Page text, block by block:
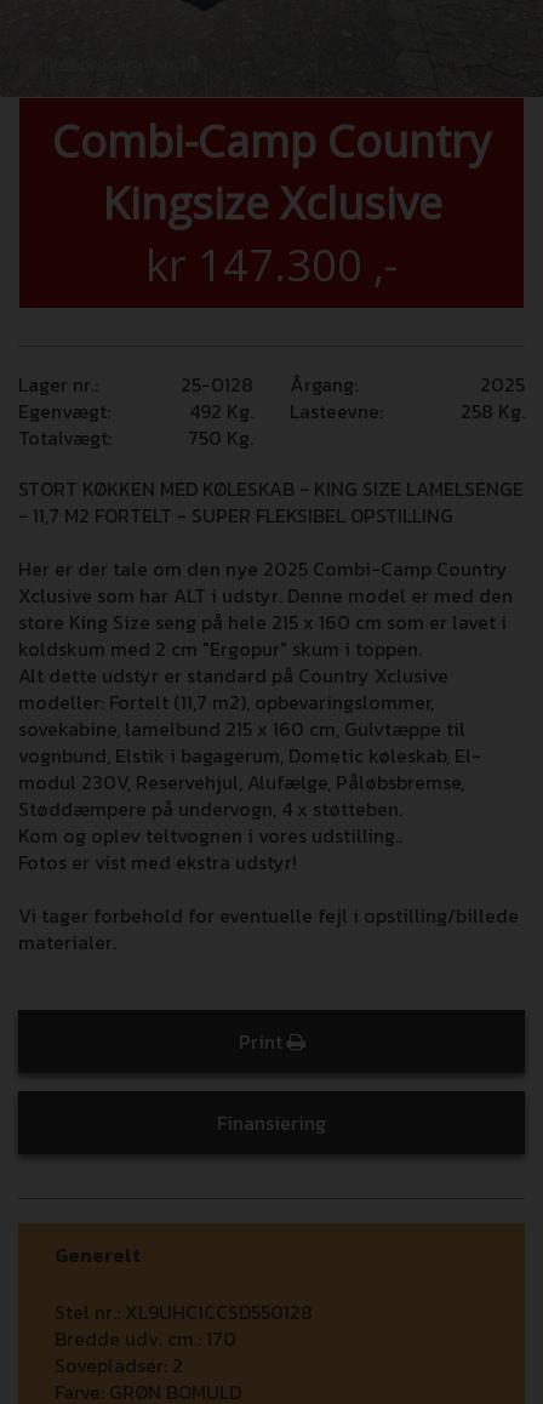
Combi-Camp Country
Kingsize Xclusive
kr 147.300 ,-
Lager nr.: 25-0128 Årgang:
2025
Egenvægt:
492 Kg. Lasteevne: 258 Kg.
Totalvægt:
750 Kg.
STORT KØKKEN MED KØLESKAB - KING SIZE LAMELSENGE
- 11,7 M2 FORTELT - SUPER FLEKSIBEL OPSTILLING
Her er der tale om den nye 2025 Combi-Camp Country
Xclusive som har ALT i udstyr. Denne model er med den
store King Size seng på hele 215 x 160 cm som er lavet i
koldskum med 2 cm "Ergopur" skum i toppen.
Alt dette udstyr er standard på Country Xclusive
modeller: Fortelt (11,7 m2), opbevaringslommer,
sovekabine, lamelbund 215 x 160 cm, Gulvtæppe til
vognbund, Elstik i bagagerum, Dometic køleskab, El-
modul 230V, Reservehjul, Alufælge, Påløbsbremse,
Støddæmpere på undervogn, 4 x støtteben.
Kom og oplev teltvognen i vores udstilling..
Fotos er vist med ekstra udstyr!
Vi tager forbehold for eventuelle fejl i opstilling/billede
materialer.
Print
Finansiering
Generelt
Stel nr.: XL9UHC1CCSD550128
Bredde udv. cm.: 170
Sovepladser: 2
Farve: GRØN BOMULD